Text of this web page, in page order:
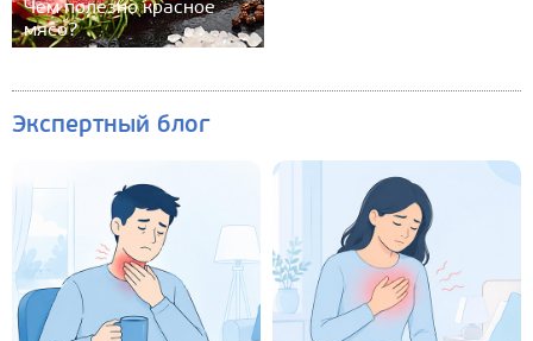
Чем полезно красное
мясо?
Экспертный блог